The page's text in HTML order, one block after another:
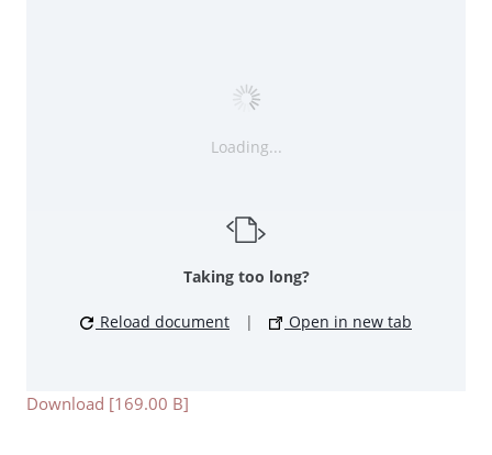
Loading...
Taking too long?
Reload document | Open in new tab
Download [169.00 B]